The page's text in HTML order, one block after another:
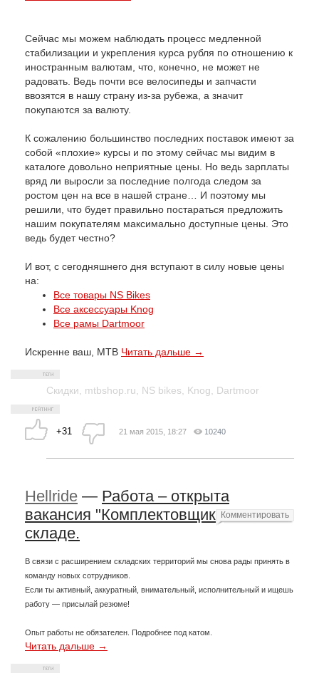
Сейчас мы можем наблюдать процесс медленной
стабилизации и укрепления курса рубля по отношению к
иностранным валютам, что, конечно, не может не
радовать. Ведь почти все велосипеды и запчасти
ввозятся в нашу страну из-за рубежа, а значит
покупаются за валюту.
К сожалению большинство последних поставок имеют за
собой «плохие» курсы и по этому сейчас мы видим в
каталоге довольно неприятные цены. Но ведь зарплаты
вряд ли выросли за последние полгода следом за
ростом цен на все в нашей стране… И поэтому мы
решили, что будет правильно постараться предложить
нашим покупателям максимально доступные цены. Это
ведь будет честно?
И вот, с сегодняшнего дня вступают в силу новые цены
на:
Все товары NS Bikes
Вce аксессуары Knog
Все рамы Dartmoor
Искренне ваш, MTB Читать дальше →
Скидки mtbshop.ru NS bikes Knog Dartmoor
+31 21 мая 2015, 18:27 10240
Hellride — Работа – открыта
вакансия "Комплектовщик" на
складе.
В связи с расширением складских территорий мы снова рады принять в
команду новых сотрудников.
Если ты активный, аккуратный, внимательный, исполнительный и ищешь
работу — присылай резюме!
Опыт работы не обязателен. Подробнее под катом.
Читать дальше →
Комментировать